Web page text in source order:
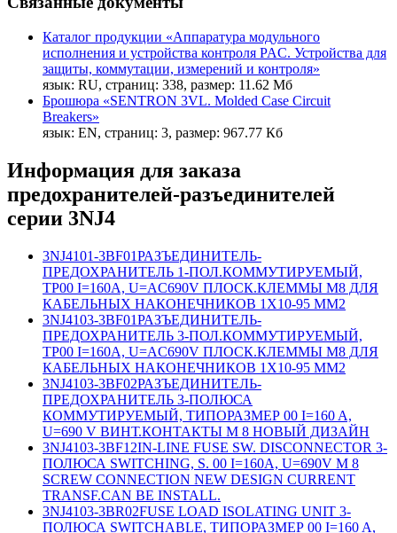
Каталог продукции «Аппаратура модульного
исполнения и устройства контроля PAC. Устройства для
защиты, коммутации, измерений и контроля»
язык: RU, страниц: 338, размер: 11.62 Мб
Брошюра «SENTRON 3VL. Molded Case Circuit
Breakers»
язык: EN, страниц: 3, размер: 967.77 Кб
Информация для заказа
предохранителей-разъединителей
серии 3NJ4
3NJ4101-3BF01РАЗЪЕДИНИТЕЛЬ-
ПРЕДОХРАНИТЕЛЬ 1-ПОЛ.КОММУТИРУЕМЫЙ,
ТР00 I=160A, U=AC690V ПЛОСК.КЛЕММЫ M8 ДЛЯ
КАБЕЛЬНЫХ НАКОНЕЧНИКОВ 1X10-95 MM2
3NJ4103-3BF01РАЗЪЕДИНИТЕЛЬ-
ПРЕДОХРАНИТЕЛЬ 3-ПОЛ.КОММУТИРУЕМЫЙ,
ТР00 I=160A, U=AC690V ПЛОСК.КЛЕММЫ M8 ДЛЯ
КАБЕЛЬНЫХ НАКОНЕЧНИКОВ 1X10-95 MM2
3NJ4103-3BF02РАЗЪЕДИНИТЕЛЬ-
ПРЕДОХРАНИТЕЛЬ 3-ПОЛЮСА
КОММУТИРУЕМЫЙ, ТИПОРАЗМЕР 00 I=160 A,
U=690 V ВИНТ.КОНТАКТЫ M 8 НОВЫЙ ДИЗАЙН
3NJ4103-3BF12IN-LINE FUSE SW. DISCONNECTOR 3-
ПОЛЮСА SWITCHING, S. 00 I=160A, U=690V M 8
SCREW CONNECTION NEW DESIGN CURRENT
TRANSF.CAN BE INSTALL.
3NJ4103-3BR02FUSE LOAD ISOLATING UNIT 3-
ПОЛЮСА SWITCHABLE, ТИПОРАЗМЕР 00 I=160 A,